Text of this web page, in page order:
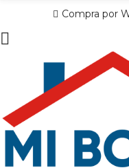
Compra por